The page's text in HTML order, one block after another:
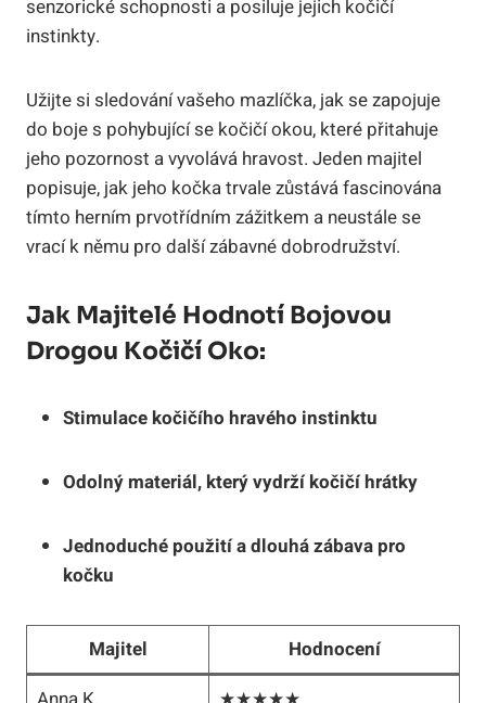
senzorické schopnosti a posiluje jejich kočičí
instinkty.
Užijte si sledování vašeho mazlíčka, jak se zapojuje
do boje s pohybující se kočičí okou, které přitahuje
jeho pozornost a vyvolává hravost. Jeden majitel
popisuje, jak jeho kočka trvale zůstává fascinována
tímto herním prvotřídním zážitkem a neustále se
vrací k němu pro další zábavné dobrodružství.
Jak Majitelé Hodnotí Bojovou
Drogou Kočičí Oko:
Stimulace kočičího hravého instinktu
Odolný materiál, který vydrží kočičí hrátky
Jednoduché použití a dlouhá zábava pro
kočku
Majitel
Hodnocení